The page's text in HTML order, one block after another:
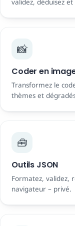
validez, déduisez
📸
Coder en
Transformez le
thèmes et
🧰
Outils JSON
Formatez, validez,
navigateur – privé.